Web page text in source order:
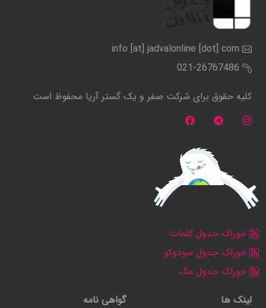
info [at] jadvalonline [dot] com
021-26767486
کلیه حقوق برای شرکت صفر و یک گستر آریا محفوظ است
خوراک جدول کلمات
خوراک جدول سودوکو
خوراک جدول مگ
لینک ها
گواهی نامه